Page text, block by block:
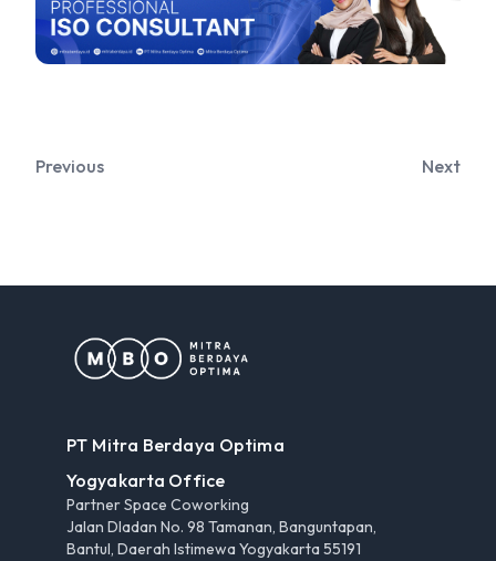
Previous Next
PT Mitra Berdaya Optima
Yogyakarta Office
Partner Space Coworking
Jalan Dladan No. 98 Tamanan, Banguntapan,
Bantul, Daerah Istimewa Yogyakarta 55191